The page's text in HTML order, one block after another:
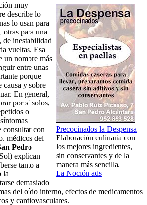
Precocinados la Despensa
Elaboración culinaria con
los mejores ingredientes,
sin conservantes y de la
manera más sencilla.
La Noción ads
muy
describe lo
lo usan para
otras para una
de inestabilidad
vueltas. Esa
un nombre más
entre unas
porque
causa y sobre
En general,
por sí solos,
o
consultar con
médicos del
Pedro
explican
tanto a
la
demasiado
del oído interno, efectos de medicamentos
y cardiovasculares.